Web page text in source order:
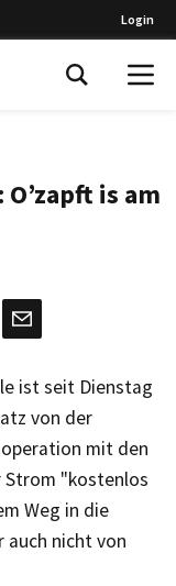
Login
is am
ist seit Dienstag
von der
mit den
Strom "kostenlos
Weg in die
auch nicht von